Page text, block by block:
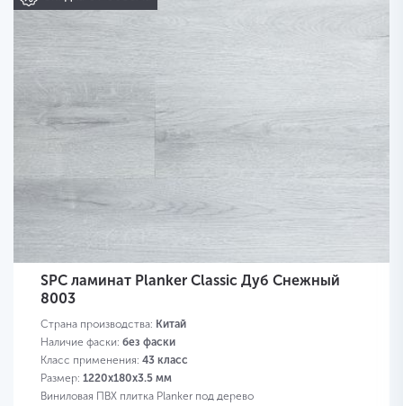
SPC ламинат Planker Classic Дуб Снежный
8003
Страна производства: Китай
Наличие фаски: без фаски
Класс применения: 43 класс
Размер: 1220х180х3.5 мм
Виниловая ПВХ плитка Planker под дерево